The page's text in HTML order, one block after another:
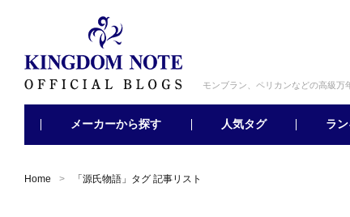
モンブラン、ペリカンなどの高級万
メーカーから探す 人気タグ ラ
Home 「 源氏物語 」タグ 記事リスト